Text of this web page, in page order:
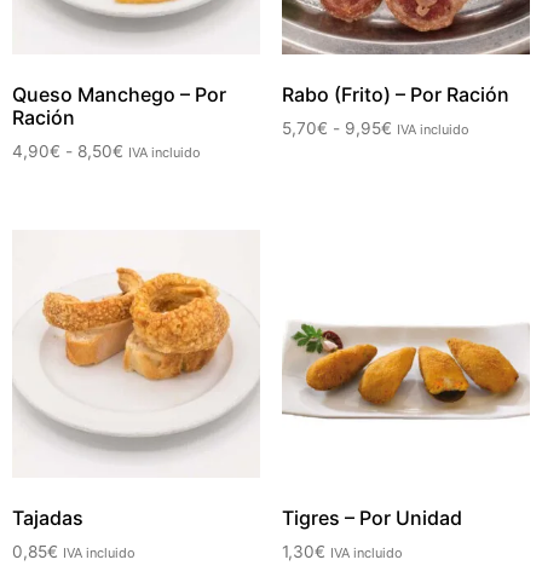
Queso Manchego – Por
Ración
4,90€ - 8,50€ IVA incluido
Rabo (Frito) – Por Ración
5,70€ - 9,95€ IVA incluido
Tajadas
0,85€ IVA incluido
Tigres – Por Unidad
1,30€ IVA incluido